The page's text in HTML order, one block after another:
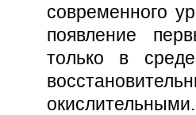
современного
появление
только в